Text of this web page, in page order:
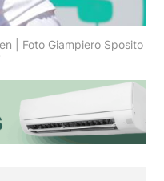
| Foto Giampiero Sposito